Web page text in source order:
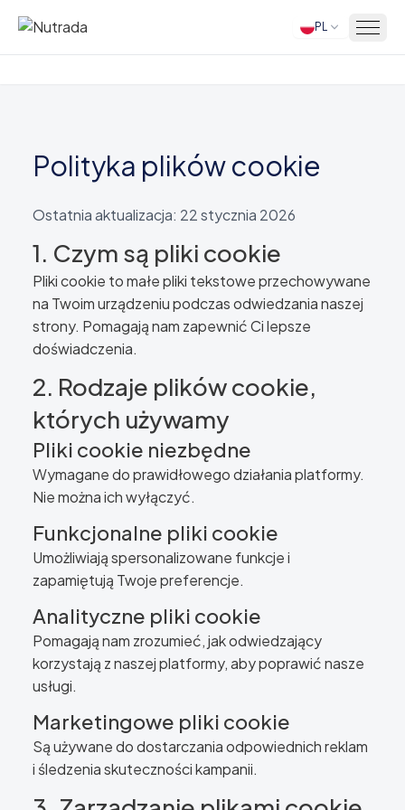
Strona główna PL
Polityka plików cookie
Ostatnia aktualizacja: 22 stycznia 2026
1. Czym są pliki cookie
Pliki cookie to małe pliki tekstowe przechowywane
na Twoim urządzeniu podczas odwiedzania naszej
strony. Pomagają nam zapewnić Ci lepsze
doświadczenia.
2. Rodzaje plików cookie,
których używamy
Pliki cookie niezbędne
Wymagane do prawidłowego działania platformy.
Nie można ich wyłączyć.
Funkcjonalne pliki cookie
Umożliwiają spersonalizowane funkcje i
zapamiętują Twoje preferencje.
Analityczne pliki cookie
Pomagają nam zrozumieć, jak odwiedzający
korzystają z naszej platformy, aby poprawić nasze
usługi.
Marketingowe pliki cookie
Są używane do dostarczania odpowiednich reklam
i śledzenia skuteczności kampanii.